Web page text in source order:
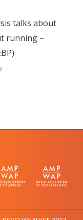
talks about
running –